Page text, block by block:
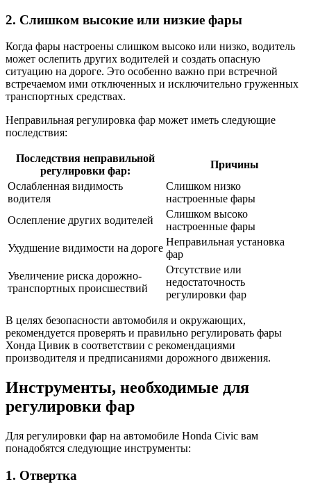
2. Слишком высокие или низкие фары
Когда фары настроены слишком высоко или низко, водитель
может ослепить других водителей и создать опасную
ситуацию на дороге. Это особенно важно при встречной
встречаемом ими отключенных и исключительно груженных
транспортных средствах.
Неправильная регулировка фар может иметь следующие
последствия:
Последствия неправильной
регулировки фар:
Причины
Ослабленная видимость
водителя
Слишком низко
настроенные фары
Ослепление других водителей
Слишком высоко
настроенные фары
Ухудшение видимости на дороге
Неправильная установка
фар
Увеличение риска дорожно-
транспортных происшествий
Отсутствие или
недостаточность
регулировки фар
В целях безопасности автомобиля и окружающих,
рекомендуется проверять и правильно регулировать фары
Хонда Цивик в соответствии с рекомендациями
производителя и предписаниями дорожного движения.
Инструменты, необходимые для
регулировки фар
Для регулировки фар на автомобиле Honda Civic вам
понадобятся следующие инструменты:
1. Отвертка